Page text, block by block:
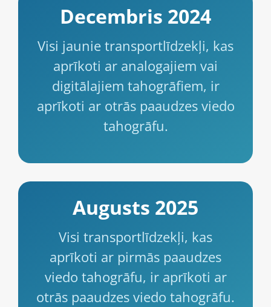
Decembris 2024
Visi jaunie transportlīdzekļi, kas
aprīkoti ar analogajiem vai
digitālajiem tahogrāfiem, ir
aprīkoti ar otrās paaudzes viedo
tahogrāfu.
Augusts 2025
Visi transportlīdzekļi, kas
aprīkoti ar pirmās paaudzes
viedo tahogrāfu, ir aprīkoti ar
otrās paaudzes viedo tahogrāfu.